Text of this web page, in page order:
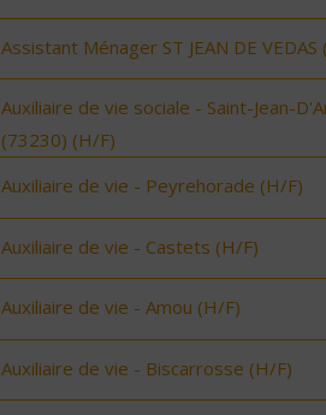
Assistant Ménager ST JEAN DE VEDAS
Auxiliaire de vie sociale - Saint-Jean-
(73230) (H/F)
Auxiliaire de vie - Peyrehorade (H/F)
Auxiliaire de vie - Castets (H/F)
Auxiliaire de vie - Amou (H/F)
Auxiliaire de vie - Biscarrosse (H/F)